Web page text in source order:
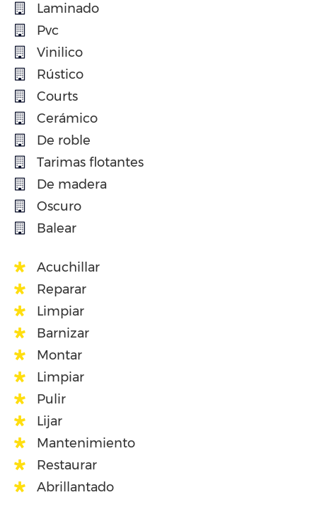
Laminado
Pvc
Vinilico
Rústico
Courts
Cerámico
De roble
Tarimas flotantes
De madera
Oscuro
Balear
Acuchillar
Reparar
Limpiar
Barnizar
Montar
Limpiar
Pulir
Lijar
Mantenimiento
Restaurar
Abrillantado